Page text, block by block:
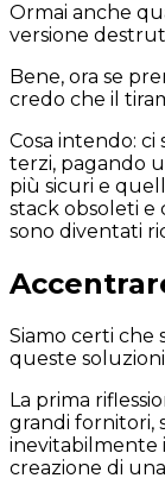
Ormai anche
versione
Bene, ora se
credo che il
Cosa intendo:
terzi, pagando
più sicuri e
stack obsoleti e
sono diventati
Siamo certi che
queste
La prima
grandi fornitori,
inevitabilmente
creazione di